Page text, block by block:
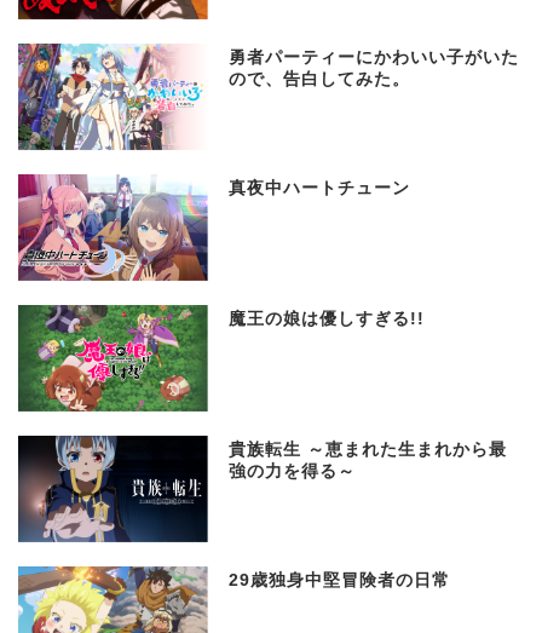
勇者パーティーにかわいい子がいた
ので、告白してみた。
真夜中ハートチューン
魔王の娘は優しすぎる!!
貴族転生 ～恵まれた生まれから最
強の力を得る～
29歳独身中堅冒険者の日常